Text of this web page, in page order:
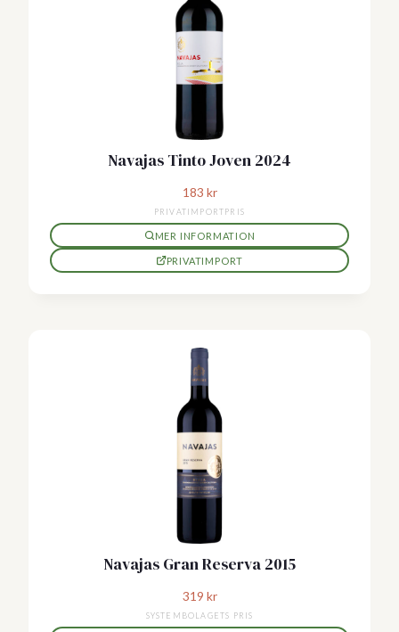
Navajas Tinto Joven 2024
183 kr
PRIVATIMPORTPRIS
MER INFORMATION
PRIVATIMPORT
Navajas Gran Reserva 2015
319 kr
SYSTEMBOLAGETS PRIS